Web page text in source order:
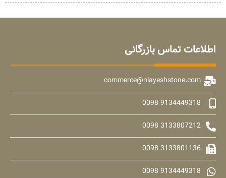
اطلاعات تماس بازرگانی
commerce@niayeshstone.com
9134449318 0098
3133807212 0098
3133801136 0098
9134449318 0098